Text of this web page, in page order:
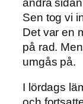
andra
Sen tog vi
Det var en
på rad.
umgås på.
I lördags